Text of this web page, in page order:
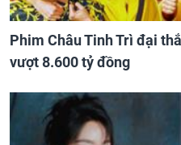
Phim Châu Tinh Trì đại
vượt 8.600 tỷ đồng